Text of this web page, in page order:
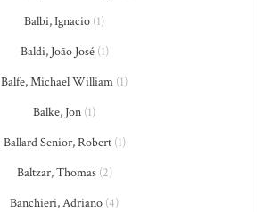
Balbi, Ignacio (1)
Baldi, João José(1)
Balfe, Michael William (1)
Balke, Jon (1)
Ballard Senior, Robert(1)
Baltzar, Thomas(2)
Banchieri, Adriano (4)